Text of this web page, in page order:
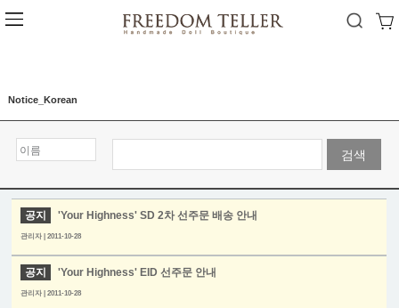
Notice_Korean
검색
공지 'Your Highness' SD 2차 선주문 배송 안내
관리자 | 2011-10-28
공지 'Your Highness' EID 선주문 안내
관리자 | 2011-10-28